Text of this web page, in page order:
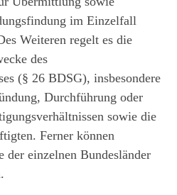
im Einzelfall
Weiteren regelt es die
des
(§ 26 BDSG), insbesondere
Durchführung oder
sowie die
Ferner können
der einzelnen Bundesländer